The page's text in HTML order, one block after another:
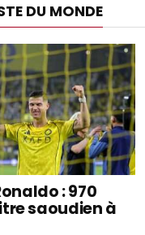
DU MONDE
: 970
saoudien à